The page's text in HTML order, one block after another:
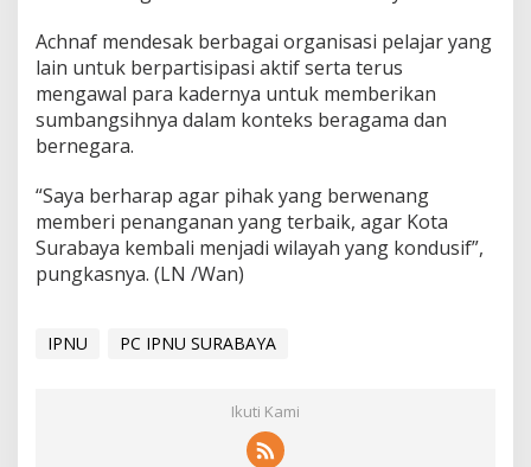
Achnaf mendesak berbagai organisasi pelajar yang
lain untuk berpartisipasi aktif serta terus
mengawal para kadernya untuk memberikan
sumbangsihnya dalam konteks beragama dan
bernegara.
“Saya berharap agar pihak yang berwenang
memberi penanganan yang terbaik, agar Kota
Surabaya kembali menjadi wilayah yang kondusif”,
pungkasnya. (LN /Wan)
IPNU PC IPNU SURABAYA
Ikuti Kami